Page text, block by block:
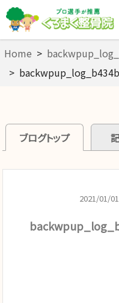
Home >
>
ブログトップ
2021/01/